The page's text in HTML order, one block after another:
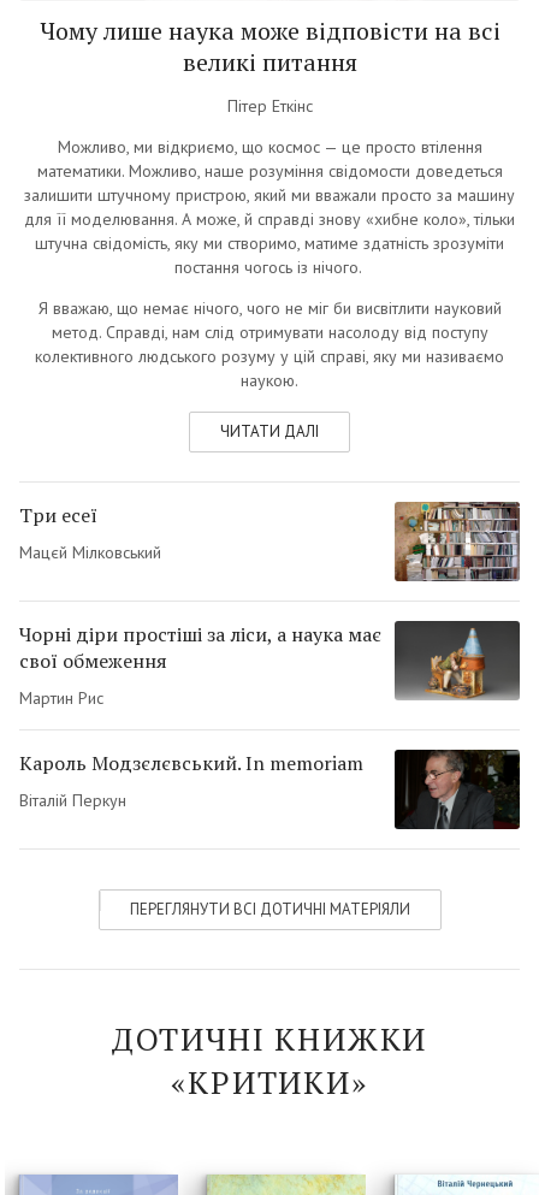
Чому лише наука може відповісти на всі
великі питання
Пітер Еткінс
Можливо, ми відкриємо, що космос — це просто втілення
математики. Можливо, наше розуміння свідомости доведеться
залишити штучному пристрою, який ми вважали просто за машину
для її моделювання. А може, й справді знову «хибне коло», тільки
штучна свідомість, яку ми створимо, матиме здатність зрозуміти
постання чогось із нічого.
Я вважаю, що немає нічого, чого не міг би висвітлити науковий
метод. Справді, нам слід отримувати насолоду від поступу
колективного людського розуму у цій справі, яку ми називаємо
наукою.
ЧИТАТИ ДАЛІ
Три есеї
Мацєй Мілковський
Чорні діри простіші за ліси, а наука має
свої обмеження
Мартин Рис
Кароль Модзєлєвський. In memoriam
Віталій Перкун
ПЕРЕГЛЯНУТИ ВСІ ДОТИЧНІ МАТЕРІЯЛИ
ДОТИЧНІ КНИЖКИ
«КРИТИКИ»